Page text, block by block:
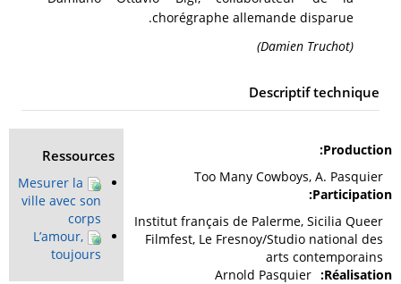
chorégraphe allemande disparue.
(Damien Truchot)
Descriptif technique
Production
Too Many Cowboys, A. Pasquier
Participation
Institut français de Palerme, Sicilia Queer
Filmfest, Le Fresnoy/Studio national des
arts contemporains
Réalisation
Arnold Pasquier
Ressources
Mesurer la
ville avec son
corps
L’amour,
toujours